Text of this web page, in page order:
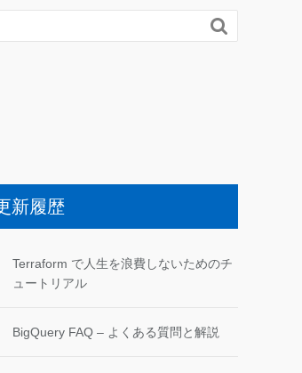

新履歴
Terraform で人生を浪費しないためのチ
ュートリアル
BigQuery FAQ – よくある質問と解説